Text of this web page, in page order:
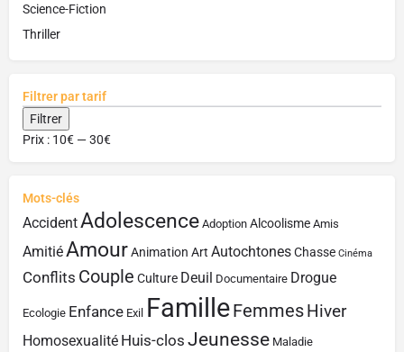
Science-Fiction
Thriller
Filtrer par tarif
Filtrer
Prix : 10€ —30€
Mots-clés
AccidentAdolescence Adoption Alcoolisme Amis
AmitiéAmourAnimation Art AutochtonesChasse Cinéma
Conflits Couple Culture Deuil Documentaire Drogue
Ecologie Enfance Exil FamilleFemmesHiver
Homosexualité Huis-clos Jeunesse Maladie